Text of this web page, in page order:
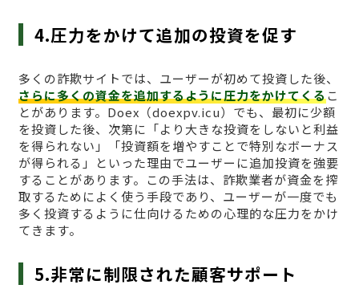
4.圧力をかけて追加の投資を促す
多くの詐欺サイトでは、ユーザーが初めて投資した後、
さらに多くの資金を追加するように圧力をかけてくるこ
とがあります。Doex（doexpv.icu）でも、最初に少額
を投資した後、次第に「より大きな投資をしないと利益
を得られない」「投資額を増やすことで特別なボーナス
が得られる」といった理由でユーザーに追加投資を強要
することがあります。この手法は、詐欺業者が資金を搾
取するためによく使う手段であり、ユーザーが一度でも
多く投資するように仕向けるための心理的な圧力をかけ
てきます。
5.非常に制限された顧客サポート